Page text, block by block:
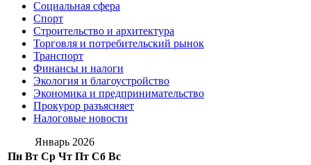
Социальная сфера
Спорт
Строительство и архитектура
Торговля и потребительский рынок
Транспорт
Финансы и налоги
Экология и благоустройство
Экономика и предпринимательство
Прокурор разъясняет
Налоговые новости
Январь 2026
Пн Вт Ср Чт Пт Сб Вс